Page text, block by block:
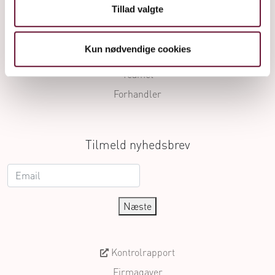
Tillad valgte
Kun nødvendige cookies
Processen
Blog
Besøg
Teamet
Forhandler
Tilmeld nyhedsbrev
Næste
Kontrolrapport
Firmagaver